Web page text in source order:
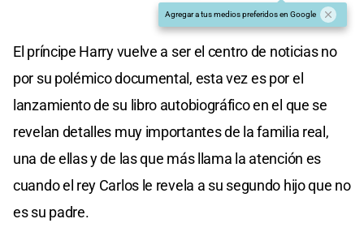
Agregar a tus medios preferidos en Google
El príncipe Harry vuelve a ser el centro de noticias no
por su polémico documental, esta vez es por el
lanzamiento de su libro autobiográfico en el que se
revelan detalles muy importantes de la familia real,
una de ellas y de las que más llama la atención es
cuando el rey Carlos le revela a su segundo hijo que no
es su padre.